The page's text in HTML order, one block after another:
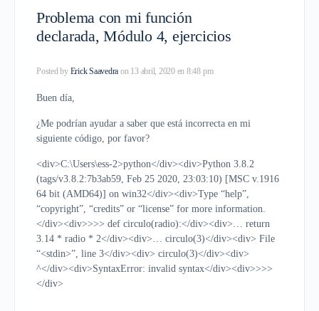
Problema con mi función
declarada, Módulo 4, ejercicios
Posted by Erick Saavedra on 13 abril, 2020 en 8:48 pm
Buen día,
¿Me podrían ayudar a saber que está incorrecta en mi
siguiente código, por favor?
<div>C:\Users\ess-2>python</div><div>Python 3.8.2
(tags/v3.8.2:7b3ab59, Feb 25 2020, 23:03:10) [MSC v.1916
64 bit (AMD64)] on win32</div><div>Type “help”,
“copyright”, “credits” or “license” for more information.
</div><div>>>> def circulo(radio):</div><div>… return
3.14 * radio * 2</div><div>… circulo(3)</div><div> File
“<stdin>”, line 3</div><div> circulo(3)</div><div>
^</div><div>SyntaxError: invalid syntax</div><div>>>>
</div>